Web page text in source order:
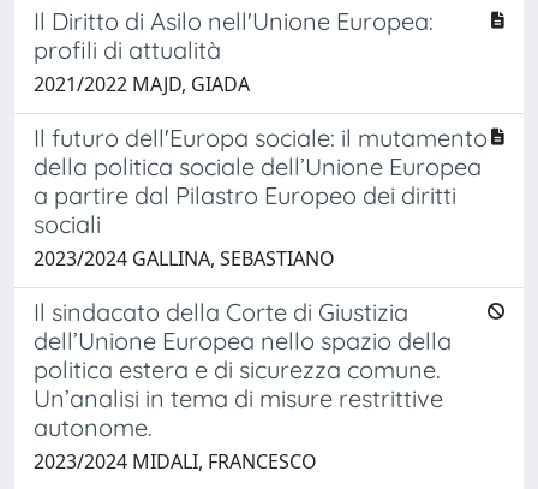
Il Diritto di Asilo nell'Unione Europea:
profili di attualità
2021/2022 MAJD, GIADA
Il futuro dell'Europa sociale: il mutamento
della politica sociale dell’Unione Europea
a partire dal Pilastro Europeo dei diritti
sociali
2023/2024 GALLINA, SEBASTIANO
Il sindacato della Corte di Giustizia
dell’Unione Europea nello spazio della
politica estera e di sicurezza comune.
Un’analisi in tema di misure restrittive
autonome.
2023/2024 MIDALI, FRANCESCO